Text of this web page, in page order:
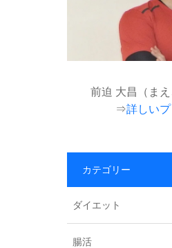
前迫 大昌（まえ
⇒詳しい
カテゴリー
ダイエット
腸活